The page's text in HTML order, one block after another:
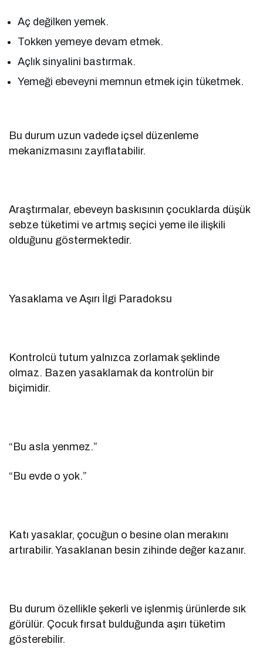
Aç değilken yemek.
Tokken yemeye devam etmek.
Açlık sinyalini bastırmak.
Yemeği ebeveyni memnun etmek için tüketmek.
Bu durum uzun vadede içsel düzenleme
mekanizmasını zayıflatabilir.
Araştırmalar, ebeveyn baskısının çocuklarda düşük
sebze tüketimi ve artmış seçici yeme ile ilişkili
olduğunu göstermektedir.
Yasaklama ve Aşırı İlgi Paradoksu
Kontrolcü tutum yalnızca zorlamak şeklinde
olmaz. Bazen yasaklamak da kontrolün bir
biçimidir.
“Bu asla yenmez.”
“Bu evde o yok.”
Katı yasaklar, çocuğun o besine olan merakını
artırabilir. Yasaklanan besin zihinde değer kazanır.
Bu durum özellikle şekerli ve işlenmiş ürünlerde sık
görülür. Çocuk fırsat bulduğunda aşırı tüketim
gösterebilir.